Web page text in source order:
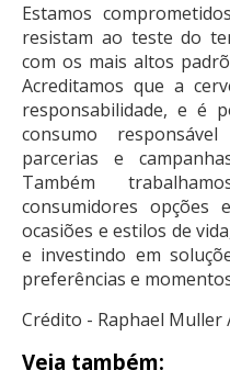
Estamos
resistam ao teste do
com os mais altos
Acreditamos que a
responsabilidade, e é
consumo
parcerias e
Também
consumidores opções
ocasiões e estilos de
e investindo em
preferências e
Crédito - Raphael Muller
Veja também: